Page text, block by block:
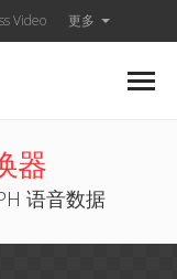
Video 更多
器
语音数据